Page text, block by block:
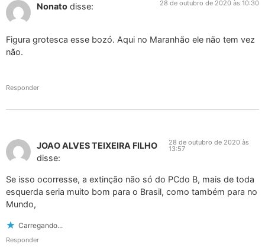
Nonato disse: 28 de outubro de 2020 às 10:30
Figura grotesca esse bozó. Aqui no Maranhão ele não tem vez
não.
Responder
JOAO ALVES TEIXEIRA FILHO
disse:
28 de outubro de 2020 às
13:57
Se isso ocorresse, a extinção não só do PCdo B, mais de toda
esquerda seria muito bom para o Brasil, como também para no
Mundo,
Carregando...
Responder